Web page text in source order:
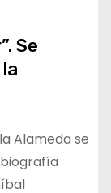
Se
Alameda se